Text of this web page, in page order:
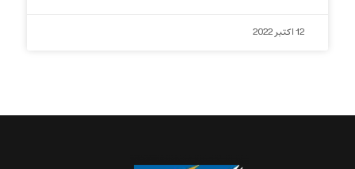
12 اکتبر 2022